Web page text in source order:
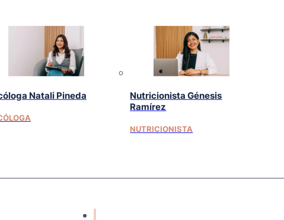
Natali Pineda
Nutricionista Génesis
Ramírez
NUTRICIONISTA